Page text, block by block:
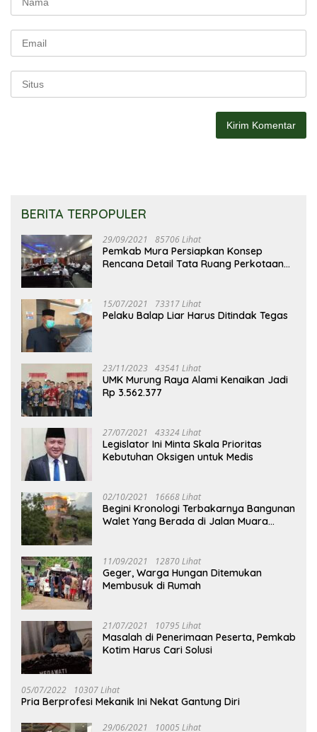
BERITA TERPOPULER
29/09/2021 85706 Lihat
Pemkab Mura Persiapkan Konsep
Rencana Detail Tata Ruang Perkotaan
15/07/2021 73317 Lihat
Pelaku Balap Liar Harus Ditindak Tegas
23/11/2023 43541 Lihat
UMK Murung Raya Alami Kenaikan Jadi
Rp 3.562.377
27/07/2021 43324 Lihat
Legislator Ini Minta Skala Prioritas
Kebutuhan Oksigen untuk Medis
02/10/2021 16668 Lihat
Begini Kronologi Terbakarnya Bangunan
Walet Yang Berada di Jalan Muara
11/09/2021 12870 Lihat
Geger, Warga Hungan Ditemukan
Membusuk di Rumah
21/07/2021 10795 Lihat
Masalah di Penerimaan Peserta, Pemkab
Kotim Harus Cari Solusi
05/07/2022 10307 Lihat
Pria Berprofesi Mekanik Ini Nekat Gantung Diri
29/06/2021 10005 Lihat